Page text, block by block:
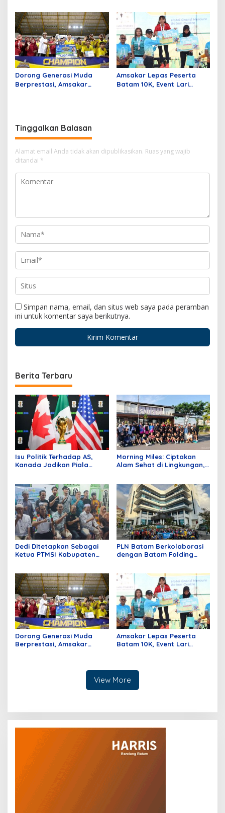
Hidup Sehat
Dorong Generasi Muda
Berprestasi, Amsakar
Amsakar Lepas Peserta
Batam 10K, Event Lari
Tinggalkan Balasan
Alamat email Anda tidak akan dipublikasikan. Ruas yang wajib
ditandai *
Simpan nama, email, dan situs web saya pada peramban
ini untuk komentar saya berikutnya.
Berita Terbaru
Isu Politik Terhadap AS,
Kanada Jadikan Piala
Morning Miles: Ciptakan
Alam Sehat di Lingkungan,
Dedi Ditetapkan Sebagai
Ketua PTMSI Kabupaten
PLN Batam Berkolaborasi
dengan Batam Folding
Dorong Generasi Muda
Berprestasi, Amsakar
Amsakar Lepas Peserta
Batam 10K, Event Lari
View More